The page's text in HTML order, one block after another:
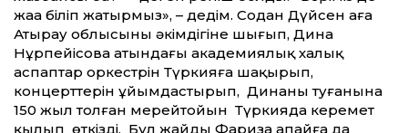
жаңа біліп жатырмыз», – дедім. Содан Дүйсен аға
Атырау облысының әкімдігіне шығып, Дина
Нұрпейісова атындағы академиялық халық
аспаптар оркестрін Түркияға шақырып,
концерттерін ұйымдастырып, Динаның туғанына
150 жыл толған мерейтойын Түркияда керемет
қылып өткізді. Бұл жайды Фариза апайға да